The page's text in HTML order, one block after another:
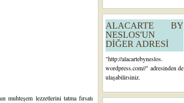
muhteşem lezzetlerini tatma fırsatı
ALACARTE BY
NESLOS'UN
DİĞER ADRESİ
"http://alacartebyneslos.
wordpress.com//" adresinden de
ulaşabilirsiniz.